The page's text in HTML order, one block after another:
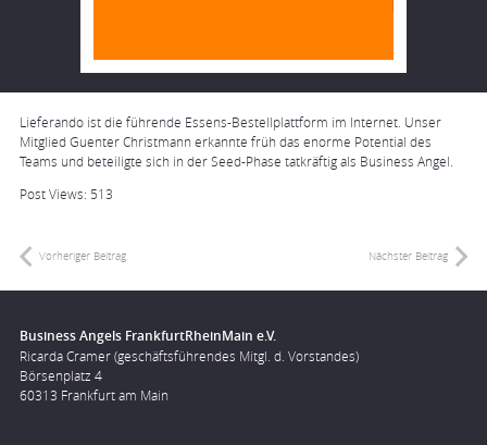
Lieferando ist die führende Essens-Bestellplattform im Internet. Unser
Mitglied Guenter Christmann erkannte früh das enorme Potential des
Teams und beteiligte sich in der Seed-Phase tatkräftig als Business Angel.
Post Views: 513
Vorheriger Beitrag Nächster Beitrag
Business Angels FrankfurtRheinMain e.V.
Ricarda Cramer (geschäftsführendes Mitgl. d. Vorstandes)
Börsenplatz 4
60313 Frankfurt am Main